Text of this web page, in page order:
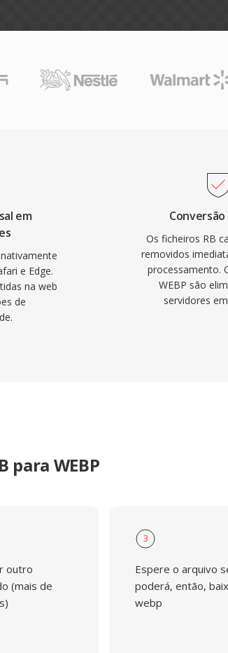
em
e Edge.
na web
de
Os ficheiros RB
removidos
processamento.
WEBP são
servidores
para WEBP
outro
(mais de
3
Espere o arquivo
poderá, então,
webp